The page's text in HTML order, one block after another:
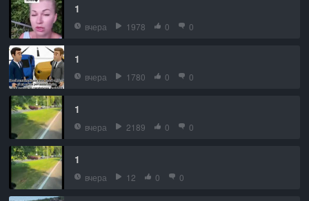
1
вчера 1978 0 0
1
вчера 1780 0 0
1
вчера 2189 0 0
1
вчера 12 0 0